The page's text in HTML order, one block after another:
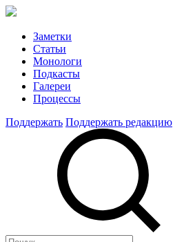
Заметки
Статьи
Монологи
Подкасты
Галереи
Процессы
Поддержать Поддержать редакцию